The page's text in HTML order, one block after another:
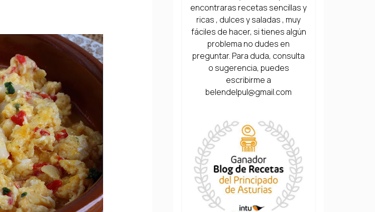
encontraras recetas sencillas y
ricas , dulces y saladas , muy
fáciles de hacer, si tienes algún
problema no dudes en
preguntar. Para duda, consulta
o sugerencia, puedes
escribirme a
belendelpul@gmail.com